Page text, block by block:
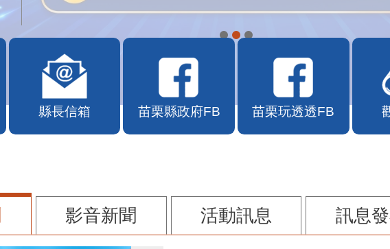
縣長信箱 苗栗縣政府FB 苗栗玩透透FB
影音新聞 活動訊息 訊息